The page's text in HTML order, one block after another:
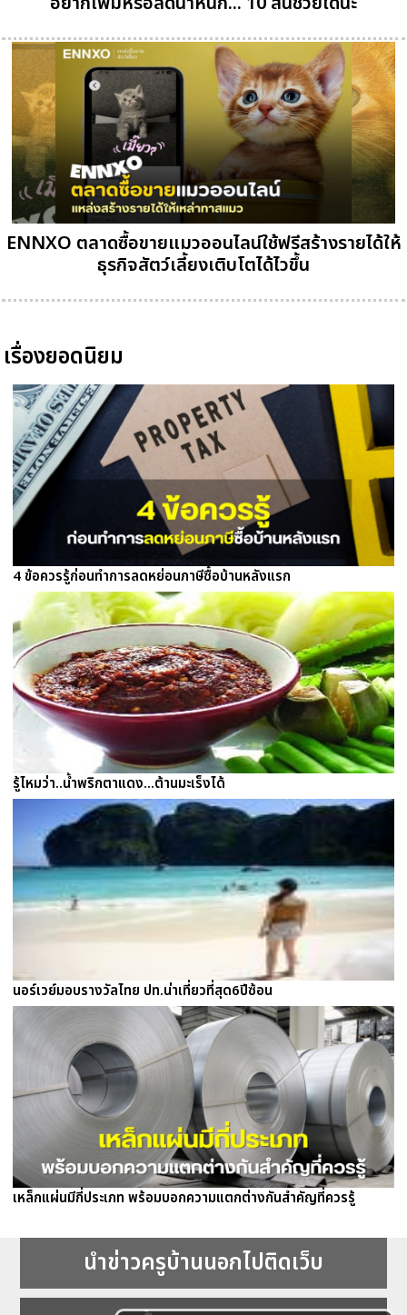
ENNXO ตลาดซื้อขายแมวออนไลน์ใช้ฟรีสร้างรายได้ให้
ธุรกิจสัตว์เลี้ยงเติบโตได้ไวขึ้น
เรื่องยอดนิยม
4 ข้อควรรู้ก่อนทำการลดหย่อนภาษีซื้อบ้านหลังแรก
รู้ไหมว่า..น้ำพริกตาแดง...ต้านมะเร็งได้
นอร์เวย์มอบรางวัลไทย ปท.น่าเที่ยวที่สุด6ปีซ้อน
เหล็กแผ่นมีกี่ประเภท พร้อมบอกความแตกต่างกันสำคัญที่ควรรู้
นำข่าวครูบ้านนอกไปติดเว็บ